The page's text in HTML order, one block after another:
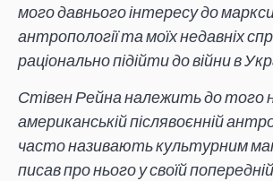
мого давнього інтересу до
антропології та моїх недавніх
раціонально підійти до війни в
Стівен Рейна належить до того
американській післявоєнній
часто називають культурним
писав про нього у своїй